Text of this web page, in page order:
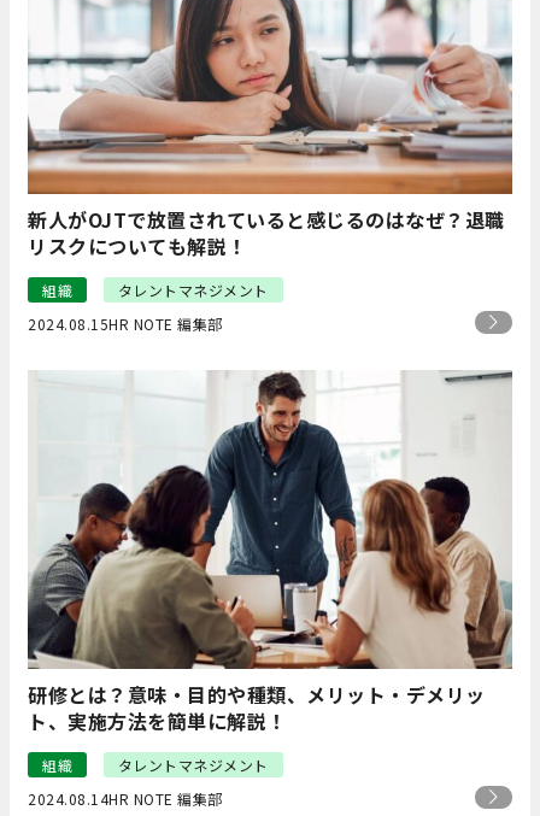
新人がOJTで放置されていると感じるのはなぜ？退職
リスクについても解説！
組織
タレントマネジメント
2024.08.15HR NOTE 編集部
研修とは？意味・目的や種類、メリット・デメリッ
ト、実施方法を簡単に解説！
組織
タレントマネジメント
2024.08.14HR NOTE 編集部